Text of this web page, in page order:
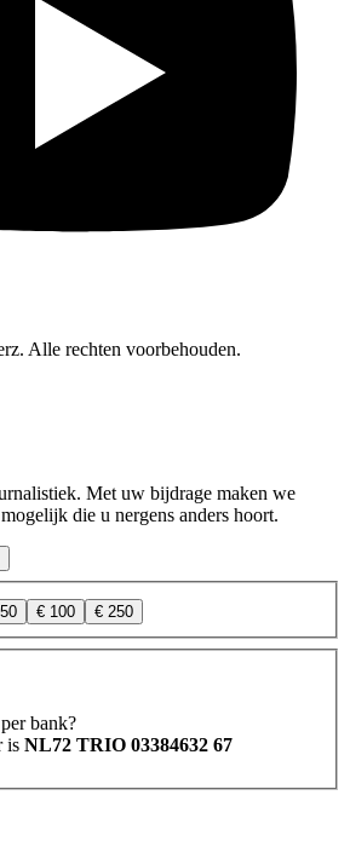
Alle rechten voorbehouden.
Met uw bijdrage maken we
die u nergens anders hoort.
€ 100 € 250
bank?
is NL72 TRIO 03384632 67